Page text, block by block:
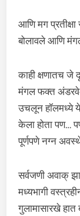
आणि मग
बोलावले आणि
काही क्षणातच जे
मंगल फक्त
उचलून हॉलमध्ये
केला होता पण…
पूर्णपणे नग्न
सर्वजणी अवाक्
मध्यभागी
गुलामासारखे हात